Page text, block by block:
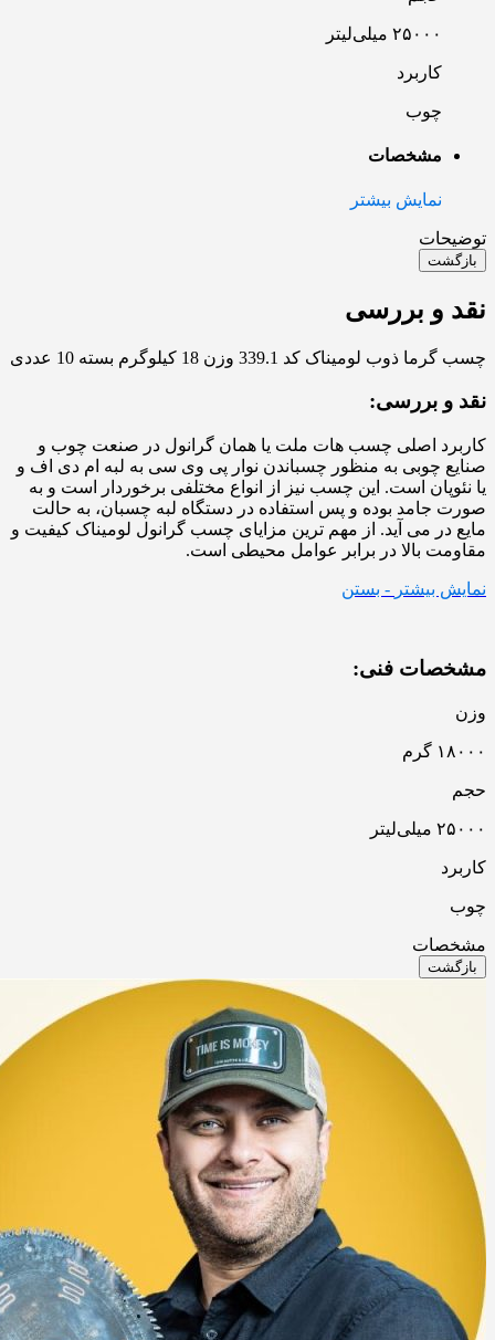
۲۵۰۰۰ میلی‌لیتر
کاربرد
چوب
مشخصات
نمایش بیشتر
توضیحات
بازگشت
نقد و بررسی
چسب گرما ذوب لومیناک کد 339.1 وزن 18 کیلوگرم بسته 10 عددی
نقد و بررسی:
کاربرد اصلی چسب هات ملت یا همان گرانول در صنعت چوب و
صنایع چوبی به منظور چسباندن نوار پی وی سی به لبه ام دی اف و
یا نئوپان است. این چسب نیز از انواع مختلفی برخوردار است و به
صورت جامد بوده و پس استفاده در دستگاه لبه چسبان، به حالت
مایع در می آید. از مهم ترین مزایای چسب گرانول لومیناک کیفیت و
مقاومت بالا در برابر عوامل محیطی است.
نمایش بیشتر - بستن
مشخصات فنی:
وزن
۱۸۰۰۰ گرم
حجم
۲۵۰۰۰ میلی‌لیتر
کاربرد
چوب
مشخصات
بازگشت